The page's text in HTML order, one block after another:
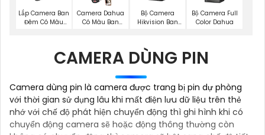
Lắp Camera Ban
Đêm Có Màu
Camera Dahua
Có Màu Ban
Bộ Camera
Hikvision Ban
Bộ Camera Full
Color Dahua
CAMERA DÙNG PIN
Camera dùng pin là camera được trang bị pin dự phòng
với thời gian sử dụng lâu khi mất điện lưu dữ liệu trên thẻ
nhớ với chế độ phát hiện chuyển động thì ghi hình khi có
chuyển động camera sẽ hoặc động thông thường còn